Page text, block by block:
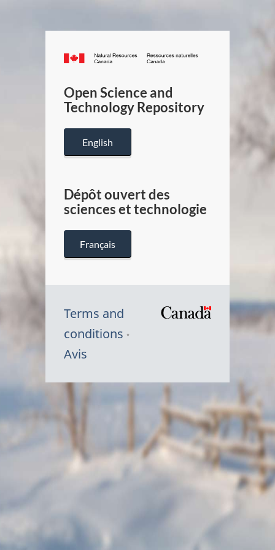
Canada.ca
/
Canada
Open Science and
Technology Repository
English
Dépôt ouvert des
sciences et technologie
Français
Terms and
conditions
Avis
Symbole
Canada